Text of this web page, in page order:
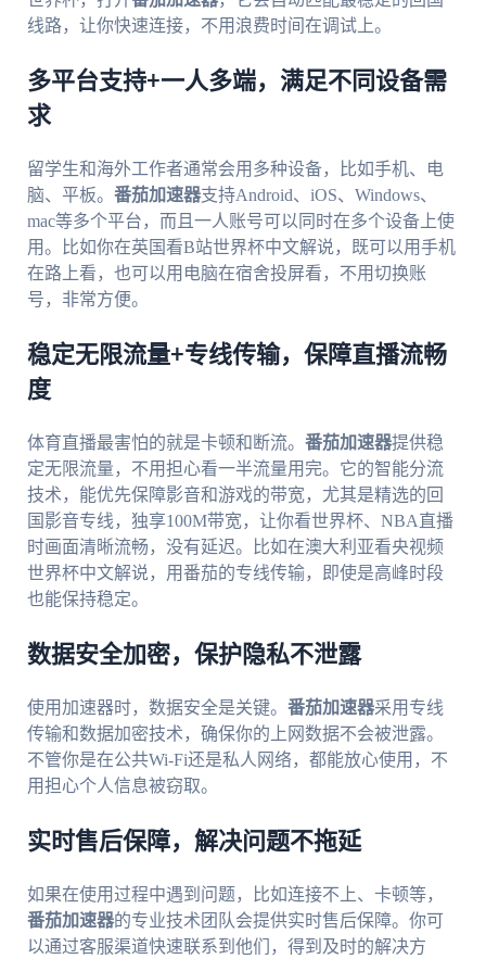
线路，让你快速连接，不用浪费时间在调试上。
多平台支持+一人多端，满足不同设备需
求
留学生和海外工作者通常会用多种设备，比如手机、电
脑、平板。 番茄加速器支持Android、iOS、Windows、
mac等多个平台，而且一人账号可以同时在多个设备上使
用。比如你在英国看B站世界杯中文解说，既可以用手机
在路上看，也可以用电脑在宿舍投屏看，不用切换账
号，非常方便。
稳定无限流量+专线传输，保障直播流畅
度
体育直播最害怕的就是卡顿和断流。 番茄加速器提供稳
定无限流量，不用担心看一半流量用完。它的智能分流
技术，能优先保障影音和游戏的带宽，尤其是精选的回
国影音专线，独享100M带宽，让你看世界杯、NBA直播
时画面清晰流畅，没有延迟。比如在澳大利亚看央视频
世界杯中文解说，用番茄的专线传输，即使是高峰时段
也能保持稳定。
数据安全加密，保护隐私不泄露
使用加速器时，数据安全是关键。 番茄加速器采用专线
传输和数据加密技术，确保你的上网数据不会被泄露。
不管你是在公共Wi-Fi还是私人网络，都能放心使用，不
用担心个人信息被窃取。
实时售后保障，解决问题不拖延
如果在使用过程中遇到问题，比如连接不上、卡顿等，
番茄加速器的专业技术团队会提供实时售后保障。你可
以通过客服渠道快速联系到他们，得到及时的解决方